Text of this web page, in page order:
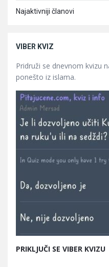
Najaktivniji članovi
VIBER KVIZ
Pridruži se dnevnom kvizu
ponešto iz islama.
PRIKLJUČI SE VIBER KVIZU